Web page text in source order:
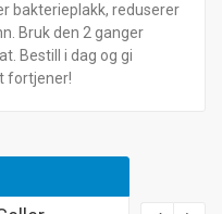
bakterieplakk, reduserer
Bruk den 2 ganger
Bestill i dag og gi
fortjener!